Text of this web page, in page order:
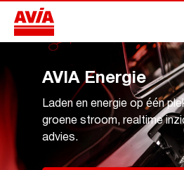
AVIA Energie
Laden en energie op één
groene stroom, realtime
advies.